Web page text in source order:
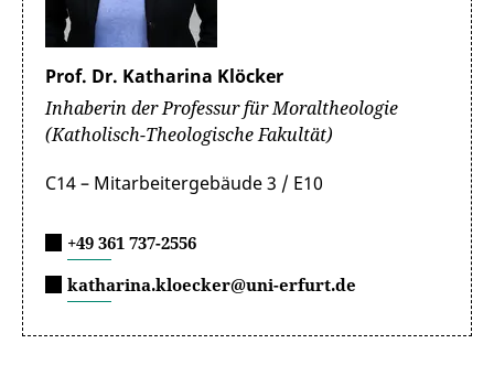
Prof. Dr. Katharina Klöcker
Inhaberin der Professur für Moraltheologie
(Katholisch-Theologische Fakultät)
C14 – Mitarbeitergebäude 3 / E10
+49 361 737-2556
katharina.kloecker@uni-erfurt.de